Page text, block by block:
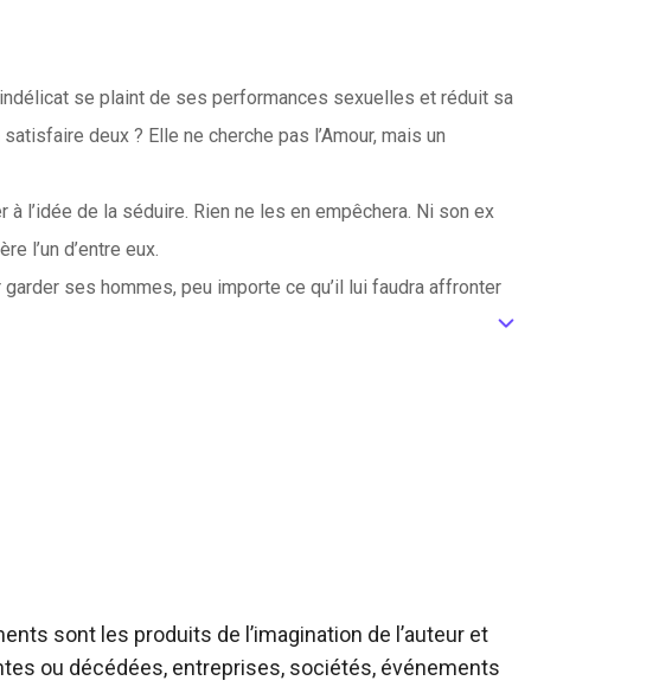
se plaint de ses performances sexuelles et réduit sa
deux ? Elle ne cherche pas l’Amour, mais un
l’idée de la séduire. Rien ne les en empêchera. Ni son ex
l’un d’entre eux.
ses hommes, peu importe ce qu’il lui faudra affronter
ic_default
sont les produits de l’imagination de l’auteur et
ou décédées, entreprises, sociétés, événements